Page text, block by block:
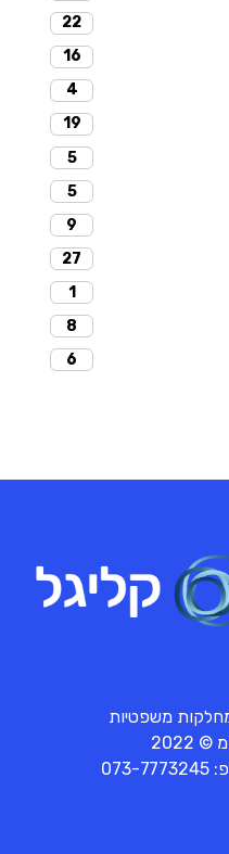
22
16
4
19
5
5
9
27
1
8
6
משפטיות
073-7773245